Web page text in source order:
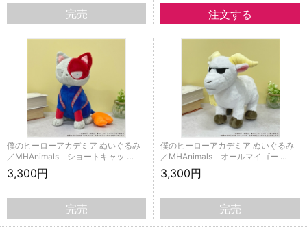
完売
僕のヒーローアカデミア ぬいぐるみ
／MHAnimals ショートキャッ …
3,300円
完売
僕のヒーローアカデミア ぬいぐるみ
／MHAnimals オールマイゴー …
3,300円
完売